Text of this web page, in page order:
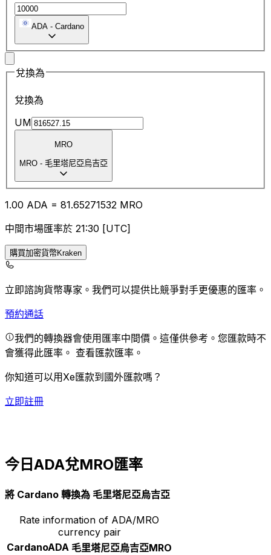
ADA - Cardano
兌換為
兌換為
UM
MRO
MRO - 毛里塔尼亞烏吉亞
1.00 ADA = 81.65271532 MRO
中間市場匯率於 21:30 [UTC]
購買加密貨幣Kraken
立即諮詢貨幣專家。 我們可以提供比競爭對手更優惠的匯率。
預約通話
我們的轉換器會使用匯率中間價。這僅供參考。您匯款時不
會獲得此匯率。 查看匯款匯率。
你知道可以用Xe匯款到國外匯款嗎？
立即註冊
今日ADA兌MRO匯率
將 Cardano 轉換為 毛里塔尼亞烏吉亞
Rate information of ADA/MRO
currency pair
CardanoADA 毛里塔尼亞烏吉亞MRO